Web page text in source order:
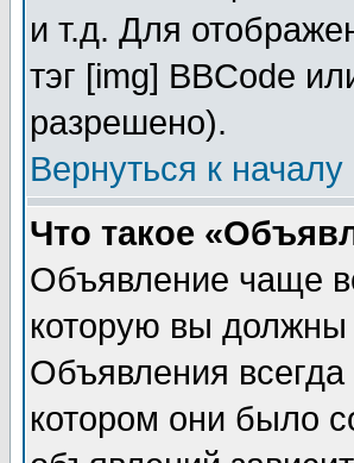
и т.д. Для
тэг [img] BBCode
разрешено).
Вернуться к началу
Что такое
Объявление чаще
которую вы должны
Объявления
котором они было